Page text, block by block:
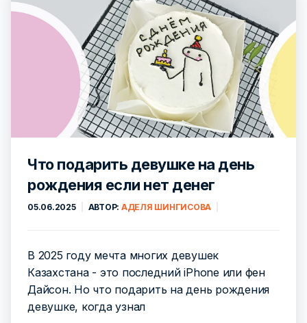
Что подарить девушке на день
рождения если нет денег
05.06.2025 АВТОР: АДЕЛЯ ШИНГИСОВА
В 2025 году мечта многих девушек
Казахстана - это последний iPhone или фен
Дайсон. Но что подарить на день рождения
девушке, когда узнал